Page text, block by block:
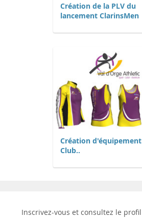
Création de la PLV du
lancement ClarinsMen
Création
Club..
Inscrivez-vous et consultez le